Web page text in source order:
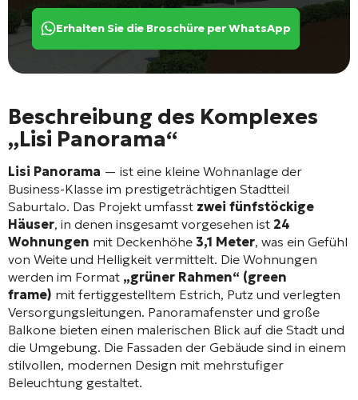
Erhalten Sie die Broschüre per WhatsApp
Beschreibung des Komplexes
„Lisi Panorama“
Lisi Panorama — ist eine kleine Wohnanlage der
Business-Klasse im prestigeträchtigen Stadtteil
Saburtalo. Das Projekt umfasst zwei fünfstöckige
Häuser, in denen insgesamt vorgesehen ist 24
Wohnungen mit Deckenhöhe 3,1 Meter, was ein Gefühl
von Weite und Helligkeit vermittelt. Die Wohnungen
werden im Format „grüner Rahmen“ (green
frame) mit fertiggestelltem Estrich, Putz und verlegten
Versorgungsleitungen. Panoramafenster und große
Balkone bieten einen malerischen Blick auf die Stadt und
die Umgebung. Die Fassaden der Gebäude sind in einem
stilvollen, modernen Design mit mehrstufiger
Beleuchtung gestaltet.